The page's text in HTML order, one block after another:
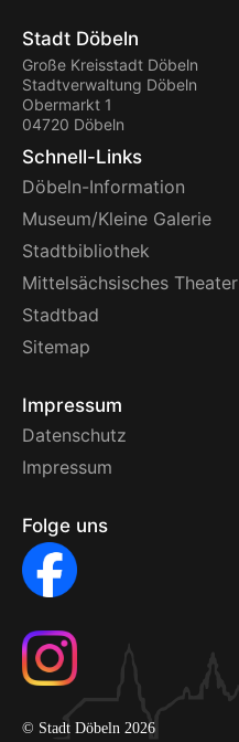
Stadt Döbeln
Große Kreisstadt Döbeln
Stadtverwaltung Döbeln
Obermarkt 1
04720 Döbeln
Schnell-Links
Döbeln-Information
Museum/Kleine Galerie
Stadtbibliothek
Mittelsächsisches Theater
Stadtbad
Sitemap
Impressum
Datenschutz
Impressum
Folge uns
© Stadt Döbeln 2026